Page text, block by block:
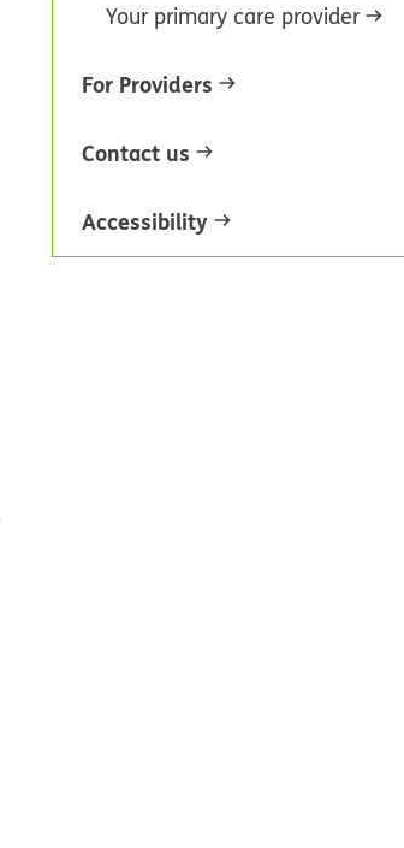
Your primary care provider
For Providers
Contact us
Accessibility